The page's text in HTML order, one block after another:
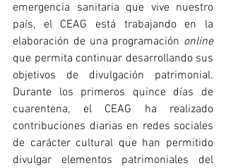
emergencia sanitaria que vive nuestro
país, el CEAG está trabajando en la
elaboración de una programación
online
que permita continuar desarrollando sus
objetivos de divulgación patrimonial.
Durante los primeros quince días de
cuarentena, el CEAG ha realizado
contribuciones diarias en redes sociales
de carácter cultural que han permitido
divulgar elementos patrimoniales del